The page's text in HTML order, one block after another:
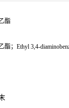
酯
；Ethyl 3,4-